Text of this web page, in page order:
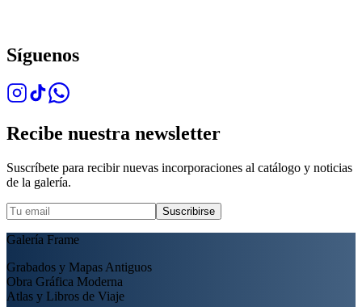
Síguenos
Recibe nuestra newsletter
Suscríbete para recibir nuevas incorporaciones al catálogo y noticias
de la galería.
Suscribirse
Galería Frame
Grabados y Mapas Antiguos
Obra Gráfica Moderna
Atlas y Libros de Viaje